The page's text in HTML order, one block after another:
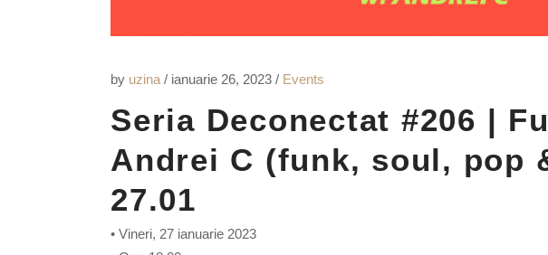
by uzina ianuarie 26, 2023 Events
Seria Deconectat #206 |
Andrei C (funk, soul, pop
27.01
• Vineri, 27 ianuarie 2023